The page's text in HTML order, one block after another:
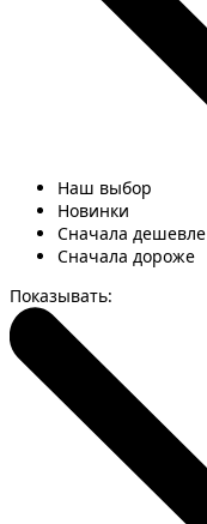
Наш выбор
Новинки
Сначала дешевле
Сначала дороже
Показывать: